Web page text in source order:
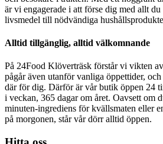
är vi engagerade i att förse dig med allt
livsmedel till nödvändiga
Alltid tillgänglig, alltid välkomnande
På 24Food Klöverträsk förstår vi vikten
pågår även utanför vanliga öppettider,
där för dig. Därför är vår butik öppen 24
i veckan, 365 dagar om året. Oavsett om
minuten-ingrediens för kvällsmaten eller
på morgonen, står vår dörr alltid öppen.